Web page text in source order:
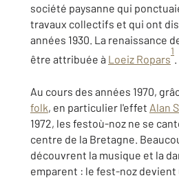
société paysanne qui
travaux collectifs et qui ont
années 1930. La renaissance
être attribuée à Loeiz Ropars
1
.
Au cours des années 1970,
folk, en particulier l'effet Alan
1972, les festoù-noz ne se
centre de la Bretagne.
découvrent la musique et la
emparent : le fest-noz